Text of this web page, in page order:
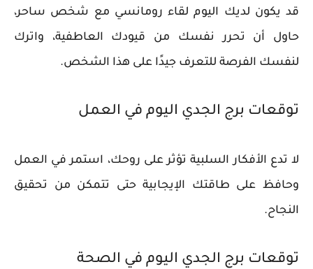
قد يكون لديك اليوم لقاء رومانسي مع شخص ساحر،
حاول أن تحرر نفسك من قيودك العاطفية، واترك
لنفسك الفرصة للتعرف جيدًا على هذا الشخص.
توقعات برج الجدي اليوم في العمل
لا تدع الأفكار السلبية تؤثر على روحك، استمر في العمل
وحافظ على طاقتك الإيجابية حتى تتمكن من تحقيق
النجاح.
توقعات برج الجدي اليوم في الصحة